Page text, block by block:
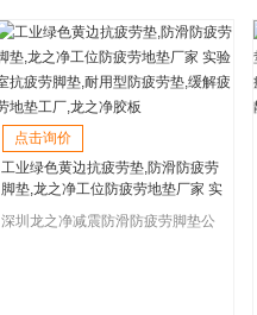
点击询价
工业绿色黄边抗疲劳垫,防滑防疲劳
脚垫,龙之净工位防疲劳地垫厂家 实
验室抗疲劳脚垫,耐用型防疲劳垫,缓
解疲劳地垫工厂,龙之净胶板
深圳龙之净减震防滑防疲劳脚垫公